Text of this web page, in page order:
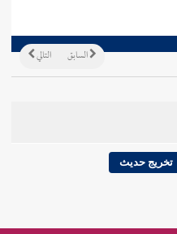
التالي السابق
تخريج حديث